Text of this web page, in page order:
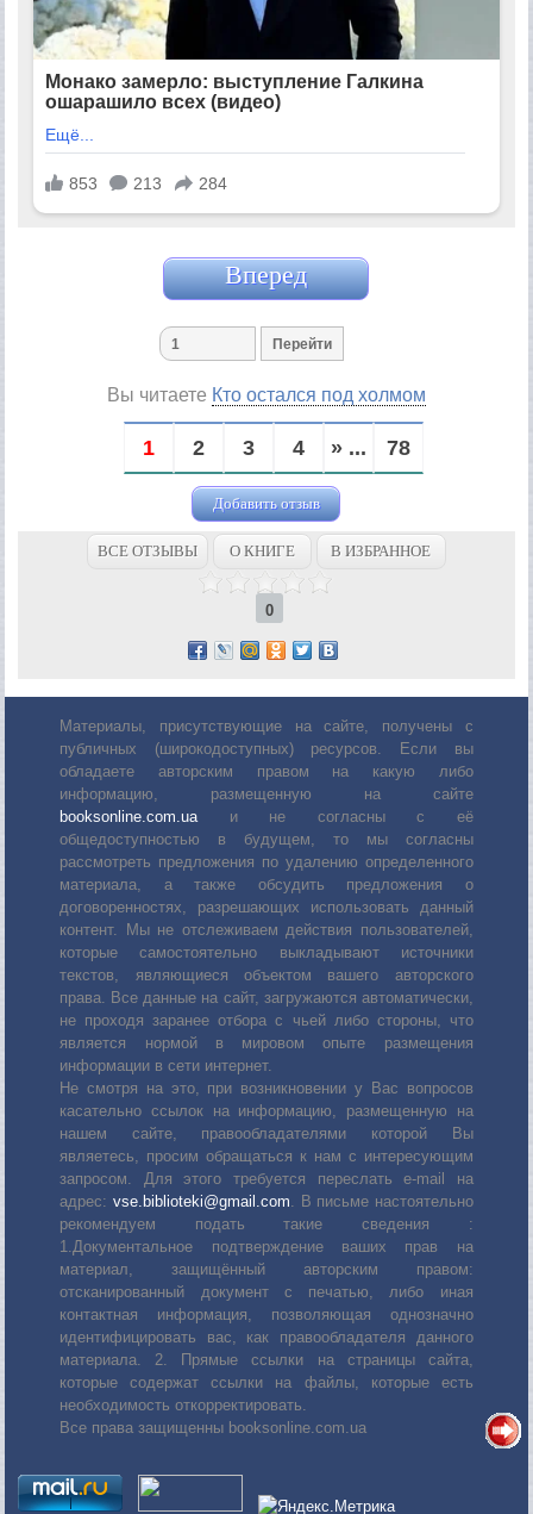
Вперед
Вы читаете Кто остался под холмом
1 2 3 4 » ... 78
Добавить отзыв
ВСЕ ОТЗЫВЫ О КНИГЕ В ИЗБРАННОЕ
0
Материалы, присутствующие на сайте, получены с
публичных (широкодоступных) ресурсов. Если вы
обладаете авторским правом на какую либо
информацию, размещенную на сайте
booksonline.com.uaи не согласны с её
общедоступностью в будущем, то мы согласны
рассмотреть предложения по удалению определенного
материала, а также обсудить предложения о
договоренностях, разрешающих использовать данный
контент. Мы не отслеживаем действия пользователей,
которые самостоятельно выкладывают источники
текстов, являющиеся объектом вашего авторского
права. Все данные на сайт, загружаются автоматически,
не проходя заранее отбора с чьей либо стороны, что
является нормой в мировом опыте размещения
информации в сети интернет.
Не смотря на это, при возникновении у Вас вопросов
касательно ссылок на информацию, размещенную на
нашем сайте, правообладателями которой Вы
являетесь, просим обращаться к нам с интересующим
запросом. Для этого требуется переслать е-mail на
адрес: vse.biblioteki@gmail.com. В письме настоятельно
рекомендуем подать такие сведения :
1.Документальное подтверждение ваших прав на
материал, защищённый авторским правом:
отсканированный документ с печатью, либо иная
контактная информация, позволяющая однозначно
идентифицировать вас, как правообладателя данного
материала. 2. Прямые ссылки на страницы сайта,
которые содержат ссылки на файлы, которые есть
необходимость откорректировать.
Все права защищенны booksonline.com.ua